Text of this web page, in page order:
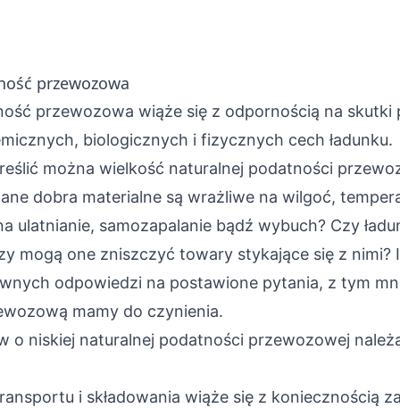
przewozowa
przewozowa wiąże się z odpornością na skutki
biologicznych i fizycznych cech ładunku.
można wielkość naturalnej podatności
dobra materialne są wrażliwe na wilgoć,
ulatnianie, samozapalanie bądź wybuch? Czy
mogą one zniszczyć towary stykające się z nimi?
odpowiedzi na postawione pytania, z tym
mamy do czynienia.
o niskiej naturalnej podatności przewozowej
i składowania wiąże się z koniecznością